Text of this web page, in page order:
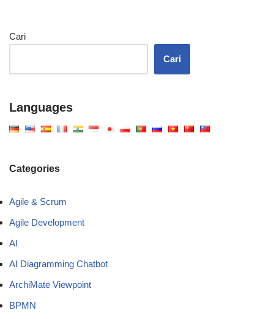
Cari
Cari
Languages
Categories
Agile & Scrum
Agile Development
AI
AI Diagramming Chatbot
ArchiMate Viewpoint
BPMN